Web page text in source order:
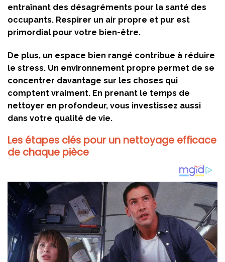
entraînant des désagréments pour la santé des
occupants. Respirer un air propre et pur est
primordial pour votre bien-être.
De plus, un espace bien rangé contribue à réduire
le stress. Un environnement propre permet de se
concentrer davantage sur les choses qui
comptent vraiment. En prenant le temps de
nettoyer en profondeur, vous investissez aussi
dans votre qualité de vie.
Les étapes clés pour un nettoyage efficace
de chaque pièce